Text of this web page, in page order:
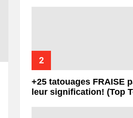
+25 tatouages ​​FRAISE
leur signification! (Top